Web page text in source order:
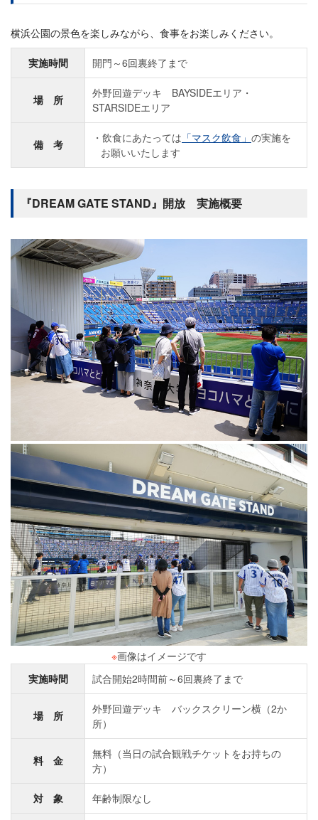
横浜公園の景色を楽しみながら、食事をお楽しみください。
実施時間 開門～6回裏終了まで
場 所
外野回遊デッキ BAYSIDEエリア・
STARSIDEエリア
備 考 飲食にあたっては 「マスク飲食」 の実施を
お願いいたします
『DREAM GATE STAND』開放 実施概要
※画像はイメージです
実施時間
試合開始2時間前～6回裏終了まで
場 所
外野回遊デッキ バックスクリーン横（2か
所）
料 金
無料（当日の試合観戦チケットをお持ちの
方）
対 象 年齢制限なし